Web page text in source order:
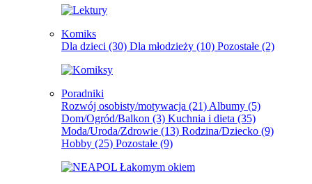
Komiks
Dla dzieci (30) Dla młodzieży (10) Pozostałe (2)
Poradniki
Rozwój osobisty/motywacja (21) Albumy (5)
Dom/Ogród/Balkon (3) Kuchnia i dieta (35)
Moda/Uroda/Zdrowie (13) Rodzina/Dziecko (9)
Hobby (25) Pozostałe (9)